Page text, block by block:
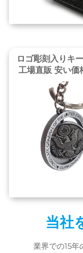
ロゴ彫刻入りキ
工場直販 安い価
ロゴメタルキー
当社
業界での15